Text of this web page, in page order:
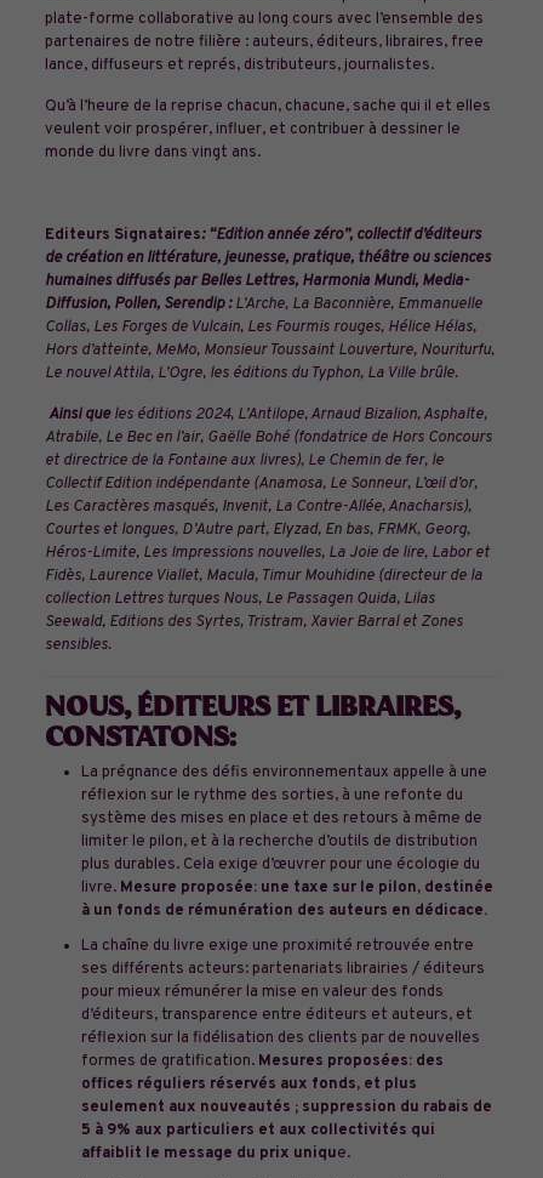
plate-forme collaborative au long cours avec l’ensemble des
partenaires de notre filière : auteurs, éditeurs, libraires, free
lance, diffuseurs et représ, distributeurs, journalistes.
Qu’à l’heure de la reprise chacun, chacune, sache qui il et elles
veulent voir prospérer, influer, et contribuer à dessiner le
monde du livre dans vingt ans.
Editeurs Signataires: “Edition année zéro”, collectif d’éditeurs
de création en littérature, jeunesse, pratique, théâtre ou sciences
humaines diffusés par Belles Lettres, Harmonia Mundi, Media-
Diffusion, Pollen, Serendip :L’Arche, La Baconnière, Emmanuelle
Collas, Les Forges de Vulcain, Les Fourmis rouges, Hélice Hélas,
Hors d’atteinte, MeMo, Monsieur Toussaint Louverture, Nouriturfu,
Le nouvel Attila, L’Ogre, les éditions du Typhon, La Ville brûle.
Ainsi queles éditions 2024, L’Antilope, Arnaud Bizalion, Asphalte,
Atrabile, Le Bec en l’air, Gaëlle Bohé (fondatrice de Hors Concours
et directrice de la Fontaine aux livres), Le Chemin de fer, le
Collectif Edition indépendante (Anamosa, Le Sonneur, L’œil d’or,
Les Caractères masqués, Invenit, La Contre-Allée, Anacharsis),
Courtes et longues, D’Autre part, Elyzad, En bas, FRMK, Georg,
Héros-Limite, Les Impressions nouvelles, La Joie de lire, Labor et
Fidès, Laurence Viallet, Macula, Timur Mouhidine (directeur de la
collection Lettres turques Nous, Le Passagen Quida, Lilas
Seewald, Editions des Syrtes, Tristram, Xavier Barral et Zones
sensibles.
NOUS, ÉDITEURS ET LIBRAIRES,
CONSTATONS:
La prégnance des défis environnementaux appelle à une
réflexion sur le rythme des sorties, à une refonte du
système des mises en place et des retours à même de
limiter le pilon, et à la recherche d’outils de distribution
plus durables. Cela exige d’œuvrer pour une écologie du
livre. Mesure proposée: une taxe sur le pilon, destinée
à un fonds de rémunération des auteurs en dédicace.
La chaîne du livre exige une proximité retrouvée entre
ses différents acteurs: partenariats librairies / éditeurs
pour mieux rémunérer la mise en valeur des fonds
d’éditeurs, transparence entre éditeurs et auteurs, et
réflexion sur la fidélisation des clients par de nouvelles
formes de gratification. Mesures proposées: des
offices réguliers réservés aux fonds, et plus
seulement aux nouveautés ; suppression du rabais de
5 à 9% aux particuliers et aux collectivités qui
affaiblit le message du prix unique.